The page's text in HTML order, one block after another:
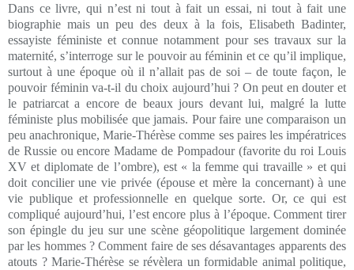
Dans ce livre, qui n’est ni tout à fait un essai, ni tout à fait une
biographie mais un peu des deux à la fois, Elisabeth Badinter,
essayiste féministe et connue notamment pour ses travaux sur la
maternité, s’interroge sur le pouvoir au féminin et ce qu’il implique,
surtout à une époque où il n’allait pas de soi – de toute façon, le
pouvoir féminin va-t-il du choix aujourd’hui ? On peut en douter et
le patriarcat a encore de beaux jours devant lui, malgré la lutte
féministe plus mobilisée que jamais. Pour faire une comparaison un
peu anachronique, Marie-Thérèse comme ses paires les impératrices
de Russie ou encore Madame de Pompadour (favorite du roi Louis
XV et diplomate de l’ombre), est « la femme qui travaille » et qui
doit concilier une vie privée (épouse et mère la concernant) à une
vie publique et professionnelle en quelque sorte. Or, ce qui est
compliqué aujourd’hui, l’est encore plus à l’époque. Comment tirer
son épingle du jeu sur une scène géopolitique largement dominée
par les hommes ? Comment faire de ses désavantages apparents des
atouts ? Marie-Thérèse se révèlera un formidable animal politique,